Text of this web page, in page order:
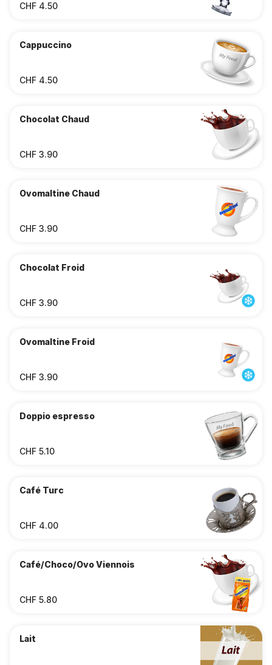
CHF 4.50
Cappuccino
CHF 4.50
Chocolat Chaud
CHF 3.90
Ovomaltine Chaud
CHF 3.90
Chocolat Froid
CHF 3.90
Ovomaltine Froid
CHF 3.90
Doppio espresso
CHF 5.10
Café Turc
CHF 4.00
Café/Choco/Ovo Viennois
CHF 5.80
Lait